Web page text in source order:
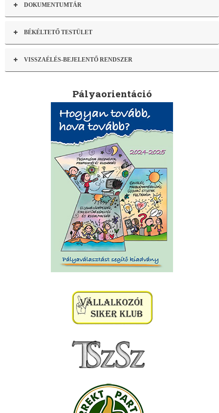
DOKUMENTUMTÁR
BÉKÉLTETŐ TESTÜLET
VISSZAÉLÉS-BEJELENTŐ RENDSZER
Pályaorientáció